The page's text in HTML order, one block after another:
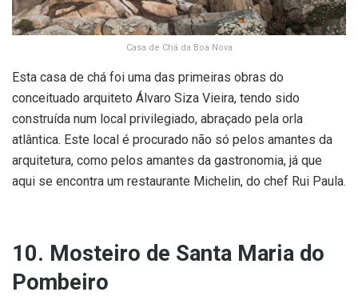
Casa de Chá da Boa Nova
Esta casa de chá foi uma das primeiras obras do
conceituado arquiteto Álvaro Siza Vieira, tendo sido
construída num local privilegiado, abraçado pela orla
atlântica. Este local é procurado não só pelos amantes da
arquitetura, como pelos amantes da gastronomia, já que
aqui se encontra um restaurante Michelin, do chef Rui Paula.
10. Mosteiro de Santa Maria do
Pombeiro